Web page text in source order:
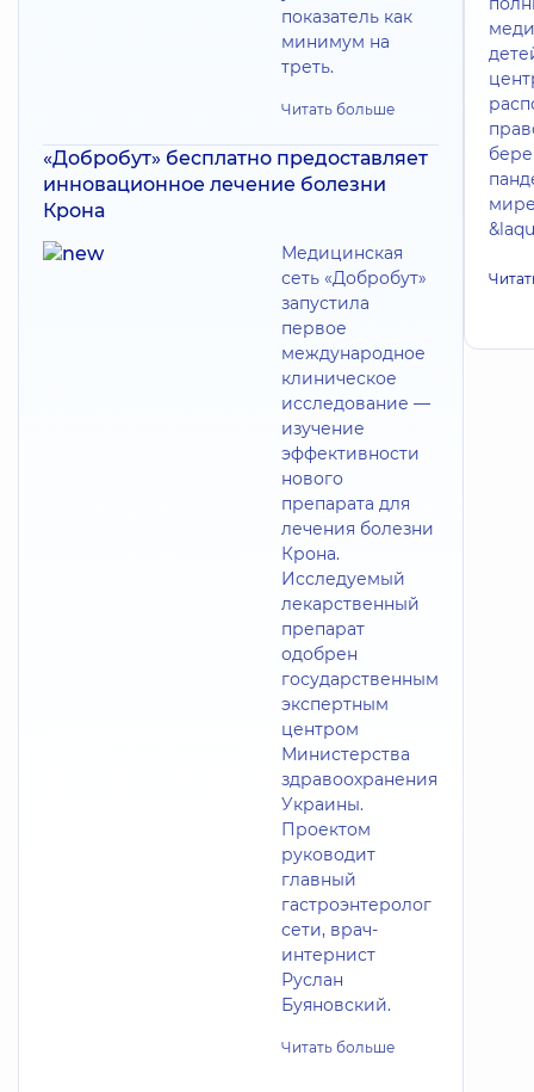
показатель как
минимум на
треть.
Читать больше
«Добробут» бесплатно предоставляет
инновационное лечение болезни
Крона
Медицинская
сеть «Добробут»
запустила
первое
международное
клиническое
исследование —
изучение
эффективности
нового
препарата для
лечения болезни
Крона.
Исследуемый
лекарственный
препарат
одобрен
государственным
экспертным
центром
Министерства
здравоохранения
Украины.
Проектом
руководит
главный
гастроэнтеролог
сети, врач-
интернист
Руслан
Буяновский.
Читать больше